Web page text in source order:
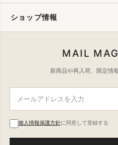
ショップ情報
MAIL
新商品や再入荷、限定情
個人情報保護方針に同意して登録する